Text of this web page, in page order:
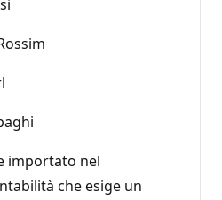
importato nel
che esige un